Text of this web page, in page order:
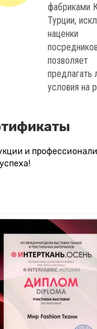
фабриками
Турции,
наценки
позволяет
предлагать
условия на
и